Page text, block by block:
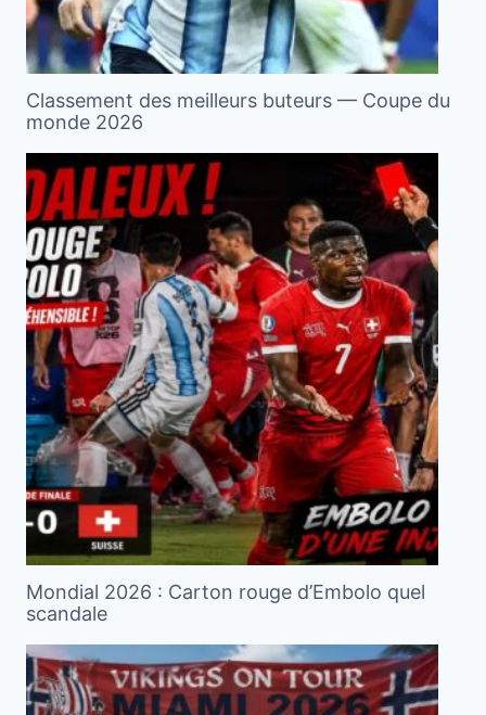
Classement des meilleurs buteurs — Coupe du
monde 2026
Mondial 2026 : Carton rouge d’Embolo quel
scandale